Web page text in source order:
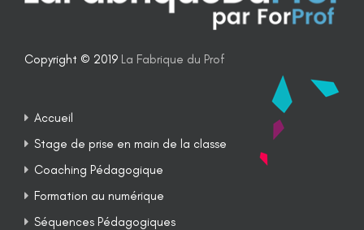
Copyright © 2019 La Fabrique du Prof
Accueil
Stage de prise en main de la classe
Coaching Pédagogique
Formation au numérique
Séquences Pédagogiques